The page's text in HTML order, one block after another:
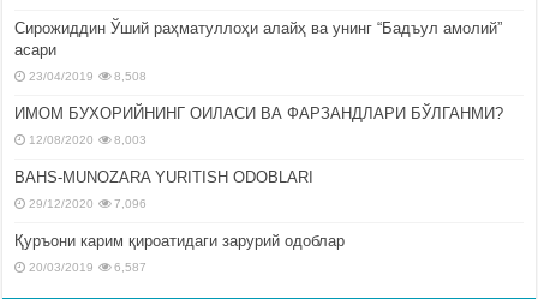
Сирожиддин Ўший раҳматуллоҳи алайҳ ва унинг “Бадъул амолий”
асари
23/04/2019 8,508
ИМОМ БУХОРИЙНИНГ ОИЛАСИ ВА ФАРЗАНДЛАРИ БЎЛГАНМИ?
12/08/2020 8,003
BAHS-MUNOZARA YURITISH ODOBLARI
29/12/2020 7,096
Қуръони карим қироатидаги зарурий одоблар
20/03/2019 6,587